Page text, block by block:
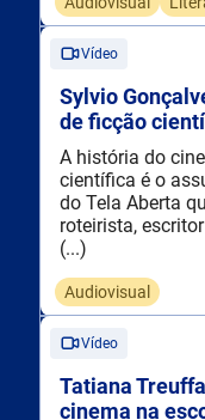
Vídeo
Sylvio
de ficção
A história do
científica é o
do Tela Aberta
roteirista,
(...)
Audiovisual
Vídeo
Tatiana
cinema na